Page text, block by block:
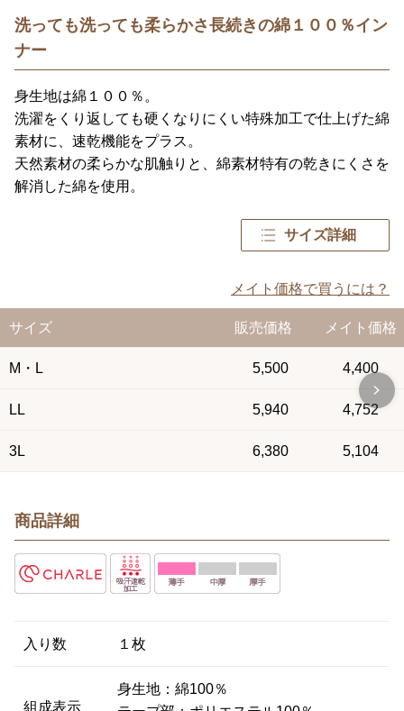
洗っても洗っても柔らかさ長続きの綿１００％イン
ナー
身生地は綿１００％。
洗濯をくり返しても硬くなりにくい特殊加工で仕上げた綿
素材に、速乾機能をプラス。
天然素材の柔らかな肌触りと、綿素材特有の乾きにくさを
解消した綿を使用。
サイズ詳細
メイト価格で買うには？
サイズ 販売価格 メイト価格
M・L 5,500 4,400
LL 5,940 4,752
3L 6,380 5,104
商品詳細
入り数 １枚
組成表示
身生地：綿100％